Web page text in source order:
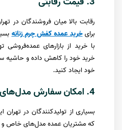
رقابت بالا میان فروشندگان در
برایخرید عمده کفش چرم زنانه
با خرید از بازارهای عمده‌فروشی
خرید خود را کاهش داده و حاشیه
خود ایجاد کنید.
4. امکان سفارش مدل‌های خاص
بسیاری از تولیدکنندگان در تهران
که مشتریان عمده مدل‌های خاص و